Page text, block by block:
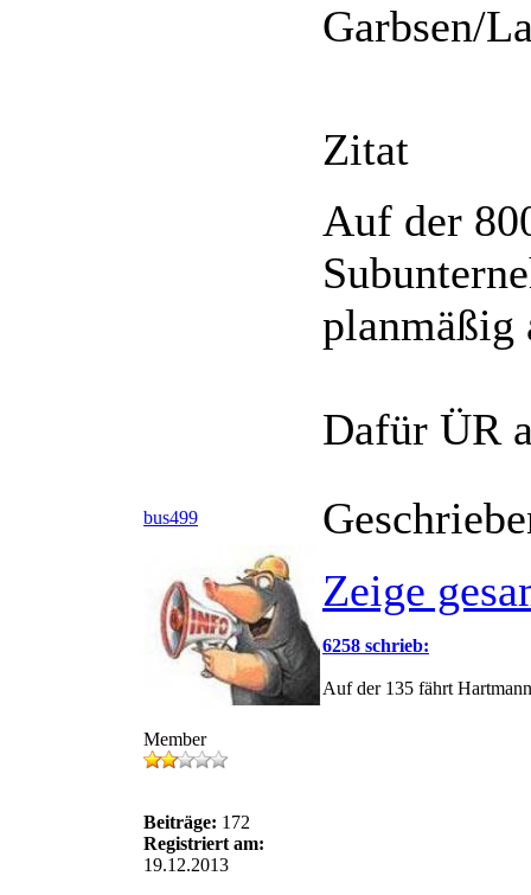
Garbsen/
Zitat
Auf der
planmäßig
Dafür ÜR
bus499
Member
Beiträge: 172
Registriert am:
19.12.2013
Zeige
6258 schrieb:
Auf der 135 fährt